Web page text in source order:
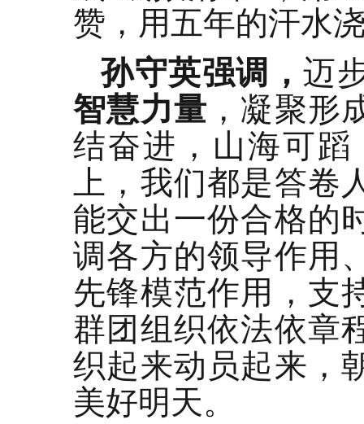
赞，用五年的汗水
孙守英强调，迈
智慧力量 ，凝聚
结奋进，山海可
上，我们都是答卷
能交出一份合格的
调各方的领导作用
先锋模范作用，支
群团组织依法依章
织起来动员起来，
美好明天。